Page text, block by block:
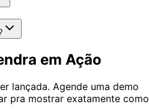
em Ação
lançada. Agende uma demo
pra mostrar exatamente como